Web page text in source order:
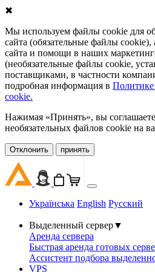
✖
Мы используем файлы cookie для
сайта (обязательные файлы cookie),
сайта и помощи в наших
(необязательные файлы cookie,
поставщиками, в частности
подробная информация в Политике
cookie.
Нажимая «Принять», вы
необязательных файлов cookie на
Oтклонить принять
Українська English Русский
Выделенный сервер▼
Аренда сервера
Быстрая аренда готовых
Ассистент подбора
VPS